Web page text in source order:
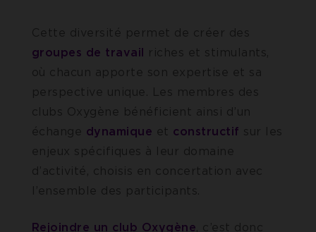
Cette diversité permet de créer des
groupes de travail
riches et stimulants,
où chacun apporte son expertise et sa
perspective unique. Les membres des
clubs Oxygène bénéficient ainsi d’un
échange dynamique et constructif sur les
enjeux spécifiques à leur domaine
d’activité, choisis en concertation avec
l’ensemble des participants.
Rejoindre un club Oxygène, c’est donc